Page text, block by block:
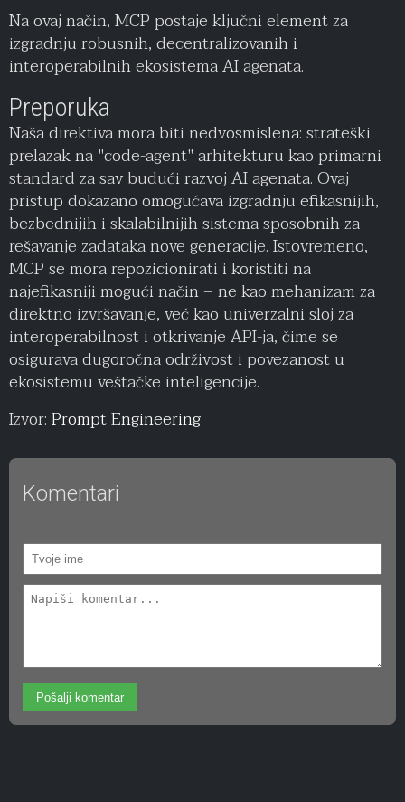
Na ovaj način, MCP postaje ključni element za
izgradnju robusnih, decentralizovanih i
interoperabilnih ekosistema AI agenata.
Preporuka
Naša direktiva mora biti nedvosmislena: strateški
prelazak na "code-agent" arhitekturu kao primarni
standard za sav budući razvoj AI agenata. Ovaj
pristup dokazano omogućava izgradnju efikasnijih,
bezbednijih i skalabilnijih sistema sposobnih za
rešavanje zadataka nove generacije. Istovremeno,
MCP se mora repozicionirati i koristiti na
najefikasniji mogući način – ne kao mehanizam za
direktno izvršavanje, već kao univerzalni sloj za
interoperabilnost i otkrivanje API-ja, čime se
osigurava dugoročna održivost i povezanost u
ekosistemu veštačke inteligencije.
Izvor:Prompt Engineering
Komentari
Pošalji komentar